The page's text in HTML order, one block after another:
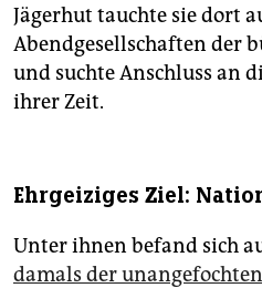
Jägerhut tauchte sie dort
Abendgesellschaften der
und suchte Anschluss an
ihrer Zeit.
Ehrgeiziges Ziel:
Unter ihnen befand sich
damals der